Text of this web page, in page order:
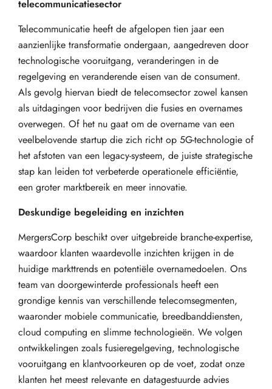
telecommunicatiesector
Telecommunicatie heeft de afgelopen tien jaar een
aanzienlijke transformatie ondergaan, aangedreven door
technologische vooruitgang, veranderingen in de
regelgeving en veranderende eisen van de consument.
Als gevolg hiervan biedt de telecomsector zowel kansen
als uitdagingen voor bedrijven die fusies en overnames
overwegen. Of het nu gaat om de overname van een
veelbelovende startup die zich richt op 5G-technologie of
het afstoten van een legacy-systeem, de juiste strategische
stap kan leiden tot verbeterde operationele efficiëntie,
een groter marktbereik en meer innovatie.
Deskundige begeleiding en inzichten
MergersCorp beschikt over uitgebreide branche-expertise,
waardoor klanten waardevolle inzichten krijgen in de
huidige markttrends en potentiële overnamedoelen. Ons
team van doorgewinterde professionals heeft een
grondige kennis van verschillende telecomsegmenten,
waaronder mobiele communicatie, breedbanddiensten,
cloud computing en slimme technologieën. We volgen
ontwikkelingen zoals fusieregelgeving, technologische
vooruitgang en klantvoorkeuren op de voet, zodat onze
klanten het meest relevante en datagestuurde advies